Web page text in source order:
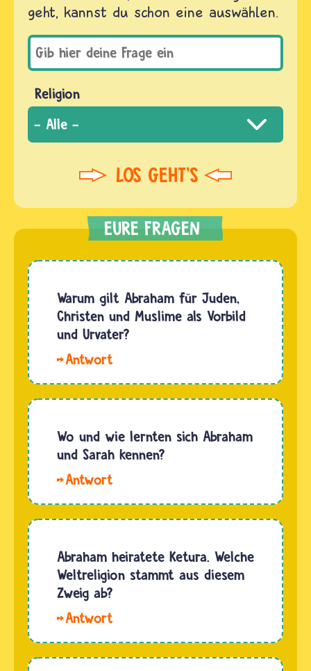
geht, kannst du schon eine auswählen.
Religion
Warum gilt Abraham für Juden,
Christen und Muslime als Vorbild
und Urvater?
Abraham
Juden,
Christen,
und
Bahai der
erste
der an
den
einen
einzigen
Wo und wie lernten sich Abraham
und Sarah kennen?
Abraham
hatten
noch
nicht ihre
später
von Gott
gegebenen
Namen,
Abraham heiratete Ketura. Welche
Weltreligion stammt aus diesem
Zweig ab?
Das ist